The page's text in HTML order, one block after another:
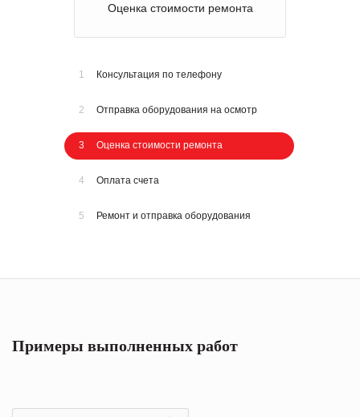
Оценка стоимости ремонта
1 Консультация по телефону
2 Отправка оборудования на осмотр
3 Оценка стоимости ремонта
4 Оплата счета
5 Ремонт и отправка оборудования
Примеры выполненных работ